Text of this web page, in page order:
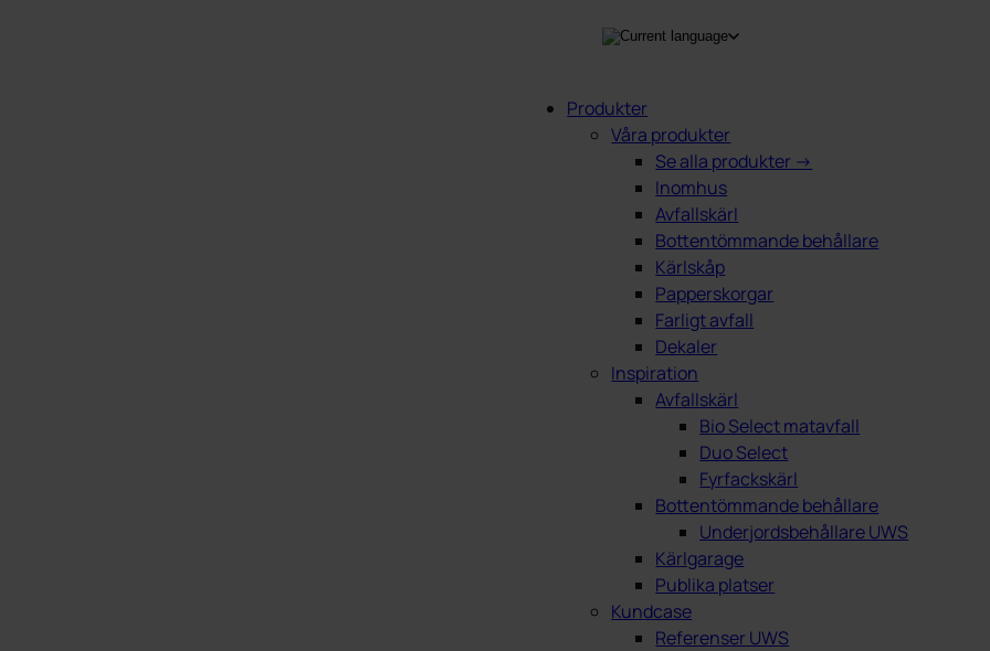
Produkter
Våra produkter
Se alla produkter →
Inomhus
Avfallskärl
Bottentömmande behållare
Kärlskåp
Papperskorgar
Farligt avfall
Dekaler
Inspiration
Avfallskärl
Bio Select matavfall
Duo Select
Fyrfackskärl
Bottentömmande behållare
Underjordsbehållare UWS
Kärlgarage
Publika platser
Kundcase
Referenser UWS